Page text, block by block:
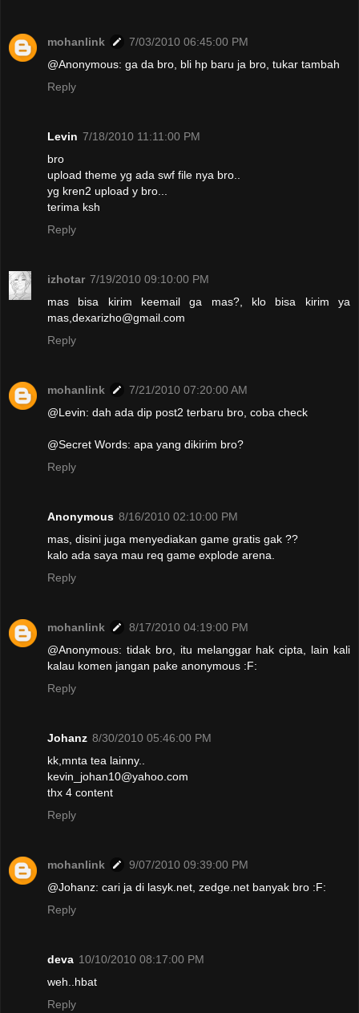
mohanlink
7/03/2010 06:45:00 PM
@Anonymous: ga da bro, bli hp baru ja bro, tukar tambah
Reply
Levin 7/18/2010 11:11:00 PM
bro
upload theme yg ada swf file nya bro..
yg kren2 upload y bro...
terima ksh
Reply
izhotar 7/19/2010 09:10:00 PM
mas bisa kirim keemail ga mas?, klo bisa kirim ya
mas,dexarizho@gmail.com
Reply
mohanlink
7/21/2010 07:20:00 AM
@Levin: dah ada dip post2 terbaru bro, coba check
@Secret Words: apa yang dikirim bro?
Reply
Anonymous 8/16/2010 02:10:00 PM
mas, disini juga menyediakan game gratis gak ??
kalo ada saya mau req game explode arena.
Reply
mohanlink
8/17/2010 04:19:00 PM
@Anonymous: tidak bro, itu melanggar hak cipta, lain kali
kalau komen jangan pake anonymous :F:
Reply
Johanz 8/30/2010 05:46:00 PM
kk,mnta tea lainny..
kevin_johan10@yahoo.com
thx 4 content
Reply
mohanlink
9/07/2010 09:39:00 PM
@Johanz: cari ja di lasyk.net, zedge.net banyak bro :F:
Reply
deva 10/10/2010 08:17:00 PM
weh..hbat
Reply